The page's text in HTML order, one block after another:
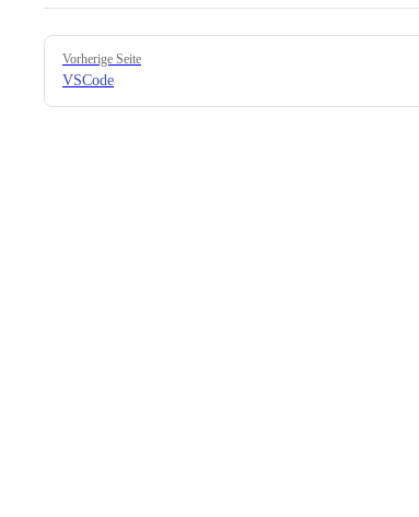
Pager
Vorherige Seite
VSCode